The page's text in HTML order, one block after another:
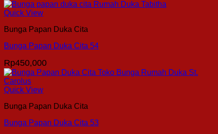
Quick View
Bunga Papan Duka Cita
Bunga Papan Duka Cita 54
Rp450,000
Quick View
Bunga Papan Duka Cita
Bunga Papan Duka Cita 53